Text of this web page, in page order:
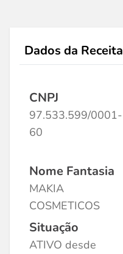
Dados da Receita
CNPJ
97.533.599/0001-
60
Nome Fantasia
MAKIA
COSMETICOS
Situação
ATIVO desde